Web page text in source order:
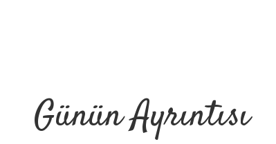
Günün Ayrıntısı